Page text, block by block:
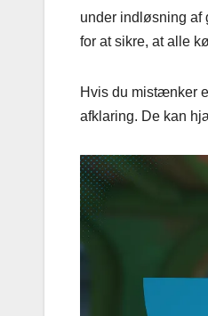
under indløsning af
for at sikre, at alle
Hvis du mistænker
afklaring. De kan